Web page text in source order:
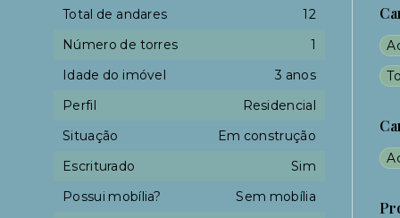
Total de andares
12
Número de torres
1
Idade do imóvel
3 anos
Perfil
Residencial
Situação
Em construção
Escriturado
Sim
Possui mobília?
Sem mobília